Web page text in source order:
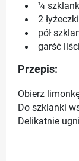
¼
2
pół
garść
Przepis:
Obierz
Do szklanki
Delikatnie